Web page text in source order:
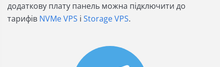
додаткову плату панель можна підключити до
тарифів NVMe VPS і Storage VPS.